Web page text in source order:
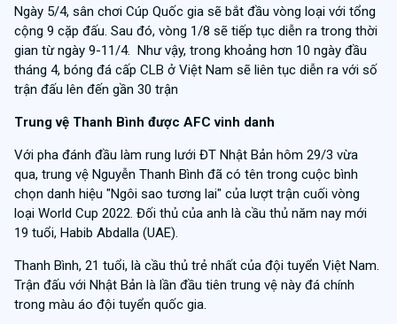
Ngày 5/4, sân chơi Cúp Quốc gia sẽ bắt đầu vòng loại với tổng
cộng 9 cặp đấu. Sau đó, vòng 1/8 sẽ tiếp tục diễn ra trong thời
gian từ ngày 9-11/4. Như vậy, trong khoảng hơn 10 ngày đầu
tháng 4, bóng đá cấp CLB ở Việt Nam sẽ liên tục diễn ra với số
trận đấu lên đến gần 30 trận
Trung vệ Thanh Bình được AFC vinh danh
Với pha đánh đầu làm rung lưới ĐT Nhật Bản hôm 29/3 vừa
qua, trung vệ Nguyễn Thanh Bình đã có tên trong cuộc bình
chọn danh hiệu "Ngôi sao tương lai" của lượt trận cuối vòng
loại World Cup 2022. Đối thủ của anh là cầu thủ năm nay mới
19 tuổi, Habib Abdalla (UAE).
Thanh Bình, 21 tuổi, là cầu thủ trẻ nhất của đội tuyển Việt Nam.
Trận đấu với Nhật Bản là lần đầu tiên trung vệ này đá chính
trong màu áo đội tuyển quốc gia.